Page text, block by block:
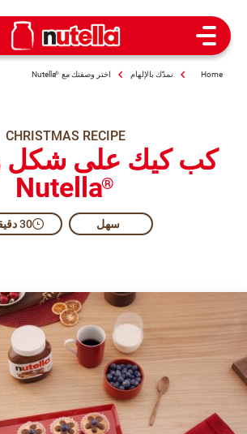
Home نمدّك بالإلهام اختر وصفتك مع ®
Nutella
CHRISTMAS RECIPE
كب كيك على شكل
®
Nutella
سهل 30 دقيقة